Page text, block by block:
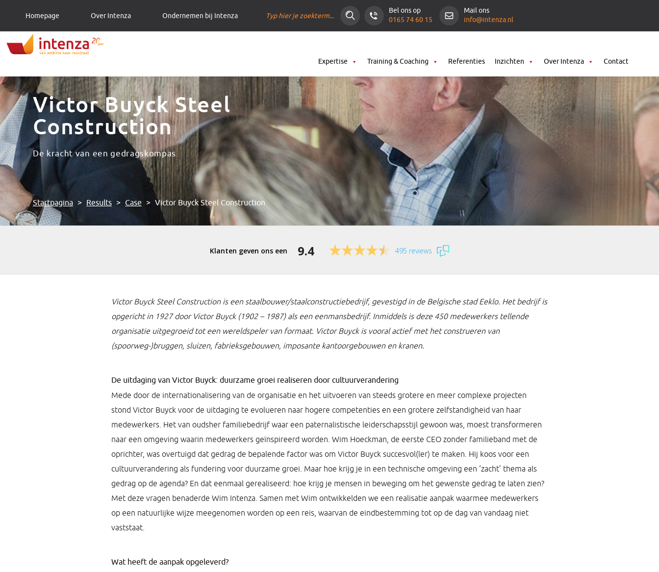
Homepage Over Intenza Ondernemen bij Intenza Zoeken
Bel ons op
0165 74 60 15
Mail ons
info@intenza.nl
Expertise Training & Coaching Referenties Inzichten Over Intenza Contact
Startpagina > Results > Case > Victor Buyck Steel Construction
Victor Buyck Steel
Construction
De kracht van een gedragskompas
9.4 495 reviews
Victor Buyck Steel Construction is een staalbouwer/staalconstructiebedrijf, gevestigd in de Belgische stad Eeklo. Het bedrijf is
opgericht in 1927 door Victor Buyck (1902 – 1987) als een eenmansbedrijf. Inmiddels is deze 450 medewerkers tellende
organisatie uitgegroeid tot een wereldspeler van formaat. Victor Buyck is vooral actief met het construeren van
(spoorweg-)bruggen, sluizen, fabrieksgebouwen, imposante kantoorgebouwen en kranen.
De uitdaging van Victor Buyck: duurzame groei realiseren door cultuurverandering
Mede door de internationalisering van de organisatie en het uitvoeren van steeds grotere en meer complexe projecten
stond Victor Buyck voor de uitdaging te evolueren naar hogere competenties en een grotere zelfstandigheid van haar
medewerkers. Het van oudsher familiebedrijf waar een paternalistische leiderschapsstijl gewoon was, moest transformeren
naar een omgeving waarin medewerkers geïnspireerd worden. Wim Hoeckman, de eerste CEO zonder familieband met de
oprichter, was overtuigd dat gedrag de bepalende factor was om Victor Buyck succesvol(ler) te maken. Hij koos voor een
cultuurverandering als fundering voor duurzame groei. Maar hoe krijg je in een technische omgeving een ‘zacht’ thema als
gedrag op de agenda? En dat eenmaal gerealiseerd: hoe krijg je mensen in beweging om het gewenste gedrag te laten zien?
Met deze vragen benaderde Wim Intenza. Samen met Wim ontwikkelden we een realisatie aanpak waarmee medewerkers
op een natuurlijke wijze meegenomen worden op een reis, waarvan de eindbestemming tot op de dag van vandaag niet
vaststaat.
Wat heeft de aanpak opgeleverd?